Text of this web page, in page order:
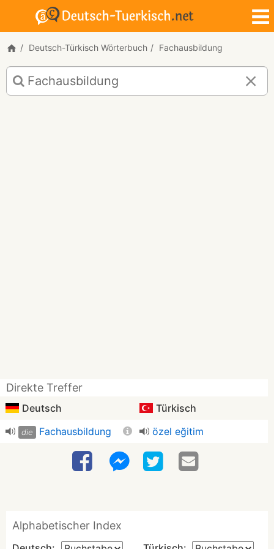
Deutsch-Türkisch Wörterbuch Fachausbildung
Deutsch-
Türkisch
Übersetzung
Direkte Treffer
Deutsch Türkisch
die Fachausbildung özel eğitim
Alphabetischer Index